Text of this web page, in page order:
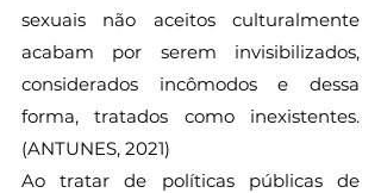
sexuais não aceitos culturalmente
acabam por serem invisibilizados,
considerados incômodos e dessa
forma, tratados como inexistentes.
(ANTUNES, 2021)
Ao tratar de políticas públicas de